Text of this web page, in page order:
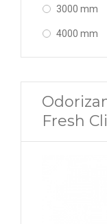
3000 mm
4000 mm
5000 mm
6000 mm
Fresh